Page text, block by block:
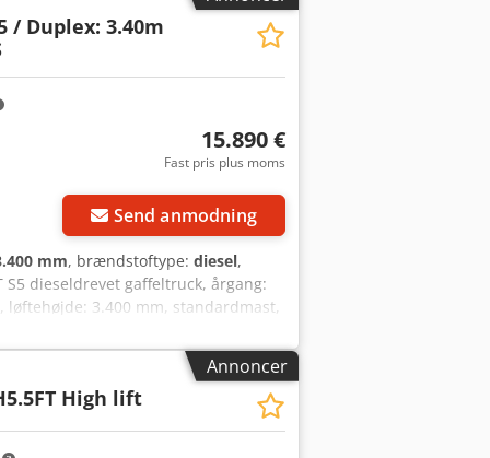
/ Duplex: 3.40m
15.890 €
Fast pris plus moms
Send anmodning
mm, brændstoftype: diesel,
S5 dieseldrevet gaffeltruck, årgang:
3.400 mm, standardmast,
vægt: 6.880 kg, klar til
Hr. Mihm (tlf.) rådgiver dig
forbehold for fejl og mellemsalg.
= Løftekapacitet: 4.500 kg
Annoncer
High lift